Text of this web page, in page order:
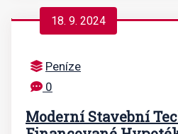
18. 9. 2024
Peníze
0
Moderní Stavební